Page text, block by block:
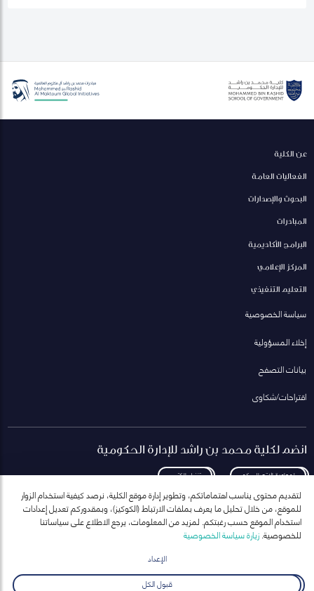
عن الكلية
الفعاليات العامة
البحوث والإصدارات
المبادرات
البرامج الأكاديمية
المركز الإعلامي
التعليم التنفيذي
سياسة الخصوصية
إخلاء المسؤولية
بيانات التصفح
اقتراحات/شكاوى
انضم لكلية محمد بن راشد للإدارة الحكومية
لمعاودة الاتصال بكم تنزيل الكتيب
انضم إلى قائمة مراسلاتنا
ارسال
لتقديم محتوى يناسب اهتماماتكم، وتطوير إدارة موقع الكلية، نرصد كيفية استخدام الزوار
للموقع، من خلال تحليل ما يعرف بملفات الارتباط (الكوكيز)، وبمقدوركم تعديل إعدادات
استخدام الموقع حسب رغبتكم. لمزيد من المعلومات، يرجع الاطلاع على سياساتنا
للخصوصية.زيارة سياسة الخصوصية
الإعداد
قبول الكل